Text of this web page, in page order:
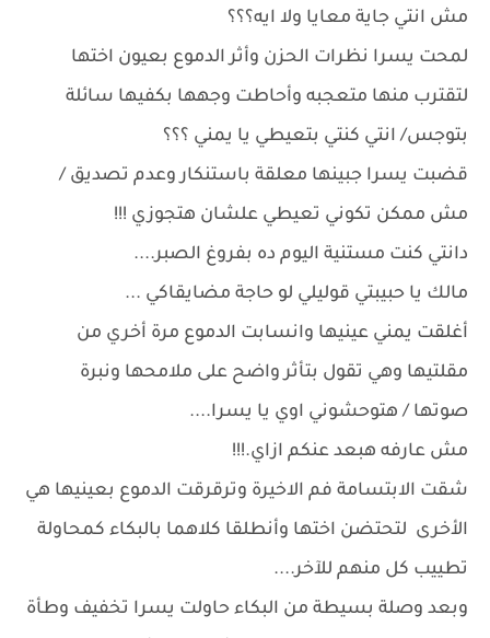
مش انتي جاية معايا ولا ايه؟؟؟
لمحت يسرا نظرات الحزن وأثر الدموع بعيون اختها
لتقترب منها متعجبه وأحاطت وجهها بكفيها سائلة
بتوجس/ انتي كنتي بتعيطي يا يمني ؟؟؟
قضبت يسرا جبينها معلقة باستنكار وعدم تصديق /
مش ممكن تكوني تعيطي علشان هتجوزي !!!
دانتي كنت مستنية اليوم ده بفروغ الصبر....
مالك يا حبيبتي قوليلي لو حاجة مضايقاكي ...
أغلقت يمني عينيها وانسابت الدموع مرة أخري من
مقلتيها وهي تقول بتأثر واضح على ملامحها ونبرة
صوتها / هتوحشوني اوي يا يسرا....
مش عارفه هبعد عنكم ازاي.!!!
شقت الابتسامة فم الاخيرة وترقرقت الدموع بعينيها هي
الأخرى لتحتضن اختها وأنطلقا كلاهما بالبكاء كمحاولة
تطييب كل منهم للآخر....
وبعد وصلة بسيطة من البكاء حاولت يسرا تخفيف وطأة